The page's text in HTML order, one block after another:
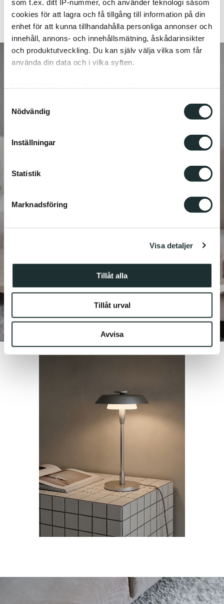
som t.ex. ditt IP-nummer, och använder teknologi såsom
cookies för att lagra och få tillgång till information på din
enhet för att kunna tillhandahålla personliga annonser och
innehåll, annons- och innehållsmätning, åskådarinsikter
och produktutveckling. Du kan själv välja vilka som får
använda din data och i vilka syften.
som kan ha en noggrannhet på upp till flera meter
Du kan ändra eller dra tillbaka ditt samtycke när som
Vi använder enhetsidentifierare för att anpassa innehållet
vidarebefordrar även sådana identifierare och annan
annons- och analysföretag som vi samarbetar med.
information som du har tillhandahållit eller som de har
samlat in när du har använt deras tjänster.
Nödvändig
Inställningar
Statistik
Marknadsföring
Visa detaljer
Tillåt alla
Tillåt urval
Avvisa